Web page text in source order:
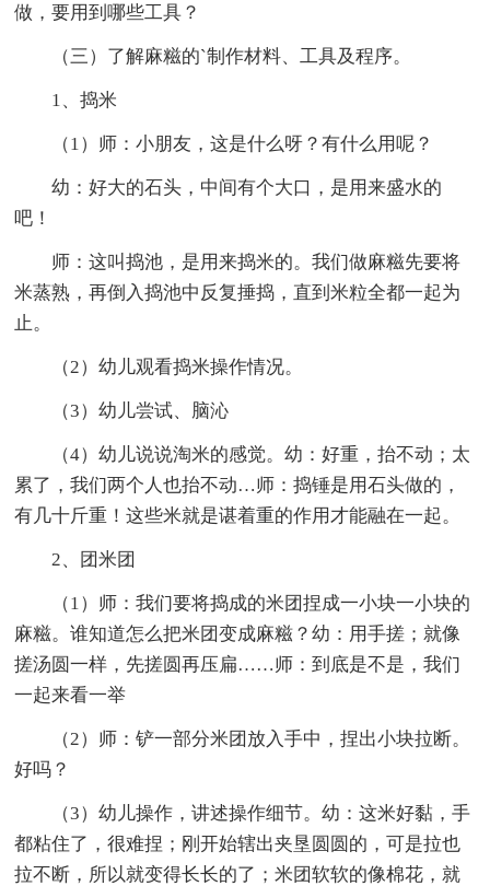
做，要用到哪些工具？
（三）了解麻糍的`制作材料、工具及程序。
1、捣米
（1）师：小朋友，这是什么呀？有什么用呢？
幼：好大的石头，中间有个大口，是用来盛水的
吧！
师：这叫捣池，是用来捣米的。我们做麻糍先要将
米蒸熟，再倒入捣池中反复捶捣，直到米粒全都一起为
止。
（2）幼儿观看捣米操作情况。
（3）幼儿尝试、脑沁
（4）幼儿说说淘米的感觉。幼：好重，抬不动；太
累了，我们两个人也抬不动…师：捣锤是用石头做的，
有几十斤重！这些米就是谌着重的作用才能融在一起。
2、团米团
（1）师：我们要将捣成的米团捏成一小块一小块的
麻糍。谁知道怎么把米团变成麻糍？幼：用手搓；就像
搓汤圆一样，先搓圆再压扁……师：到底是不是，我们
一起来看一举
（2）师：铲一部分米团放入手中，捏出小块拉断。
好吗？
（3）幼儿操作，讲述操作细节。幼：这米好黏，手
都粘住了，很难捏；刚开始辖出夹垦圆圆的，可是拉也
拉不断，所以就变得长长的了；米团软软的像棉花，就